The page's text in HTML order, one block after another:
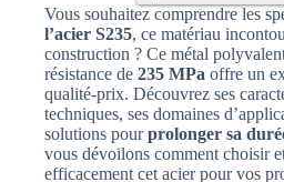
Vous souhaitez comprendre les
l’acier S235, ce matériau
construction ? Ce métal
résistance de 235 MPa offre un
qualité-prix. Découvrez ses
techniques, ses domaines
solutions pourprolonger sa
vous dévoilons comment choisir
efficacement cet acier pour vos